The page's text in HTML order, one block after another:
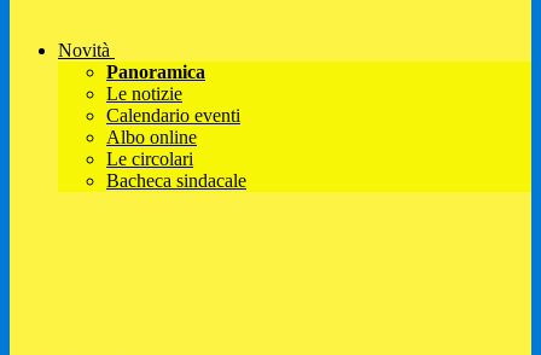
Novità
Panoramica
Le notizie
Calendario eventi
Albo online
Le circolari
Bacheca sindacale